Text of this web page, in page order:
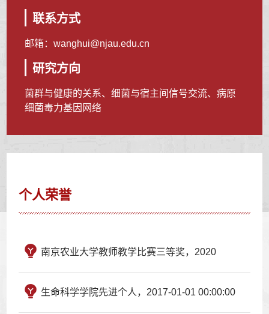
联系方式
邮箱：wanghui@njau.edu.cn
研究方向
菌群与健康的关系、细菌与宿主间信号交流、病原
细菌毒力基因网络
个人荣誉
南京农业大学教师教学比赛三等奖，2020
生命科学学院先进个人，2017-01-01 00:00:00